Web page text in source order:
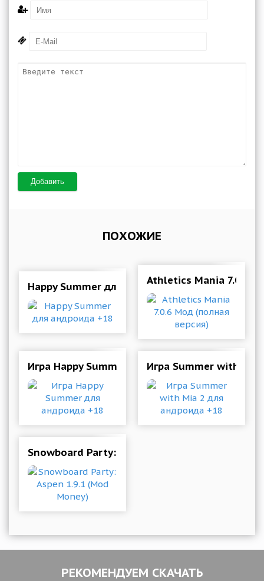
Добавить
ПОХОЖИЕ
Happy Summer для андроида +18Athletics Mania 7.0.6
Игра Happy Summer для андроида +18
Игра Summer with Mia
Snowboard Party: Aspen 1.9.1 (Mod Money)
РЕКОМЕНДУЕМ СКАЧАТЬ